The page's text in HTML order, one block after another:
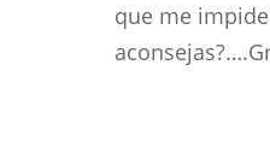
que me